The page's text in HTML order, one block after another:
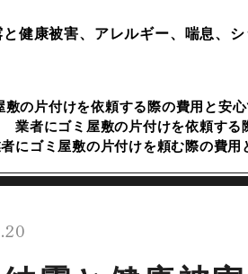
健康被害、アレルギー、喘息、
敷の片付けを依頼する際の費用と安
業者にゴミ屋敷の片付けを依頼する
にゴミ屋敷の片付けを頼む際の費用